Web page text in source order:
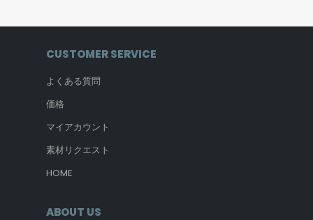
CUSTOMER SERVICE
よくある質問
価格
マイアカウント
素材リクエスト
HOME
ABOUT US